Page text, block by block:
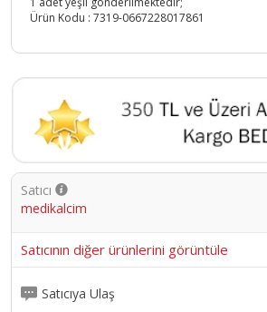
Ürün Kodu : 7319-0667228017861
Satıcı
medikalcim
Satıcının diğer ürünlerini görüntüle
Satıcıya Ulaş